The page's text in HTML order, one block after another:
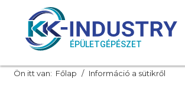
Ön itt van: Főlap Információ a sütikről